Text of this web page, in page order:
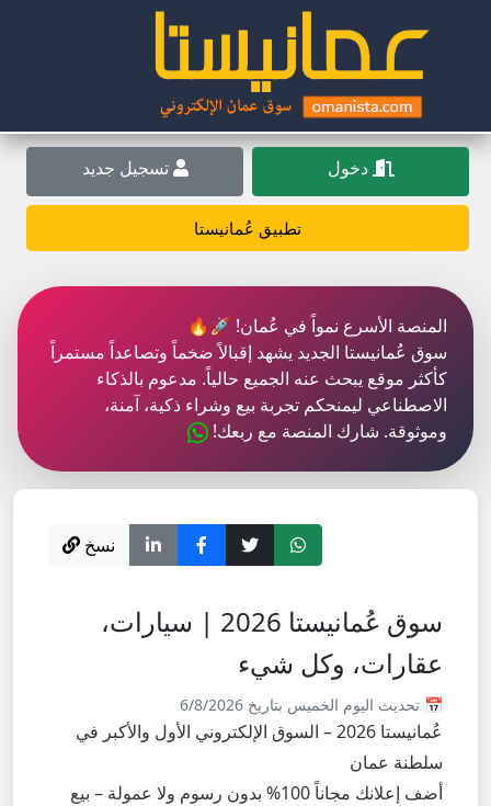
دخول تسجيل جديد
تطبيق عُمانيستا
المنصة الأسرع نمواً في عُمان! 🚀🔥
سوق عُمانيستا الجديد يشهد إقبالاً ضخماً وتصاعداً مستمراً
كأكثر موقع يبحث عنه الجميع حالياً. مدعوم بالذكاء
الاصطناعي ليمنحكم تجربة بيع وشراء ذكية، آمنة،
وموثوقة. شارك المنصة مع ربعك!
نسخ
سوق عُمانيستا 2026 | سيارات،
عقارات، وكل شيء
📅 تحديث اليوم الخميس بتاريخ 6/8/2026
عُمانيستا 2026 – السوق الإلكتروني الأول والأكبر في
سلطنة عمان
أضف إعلانك مجاناً 100% بدون رسوم ولا عمولة – بيع